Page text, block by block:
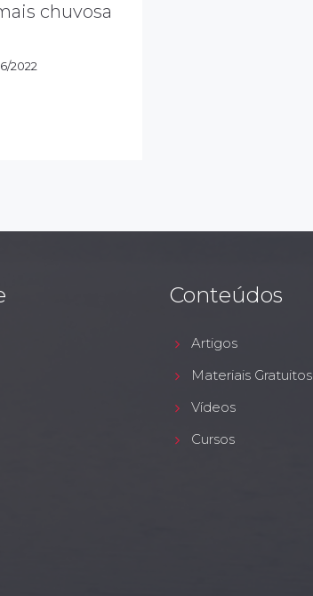
chuvosa
2022
de
Conteúdos
Artigos
Materiais Gratuitos
Vídeos
Cursos